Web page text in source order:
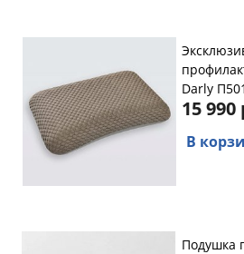
Darly
15 990
В
Подушка